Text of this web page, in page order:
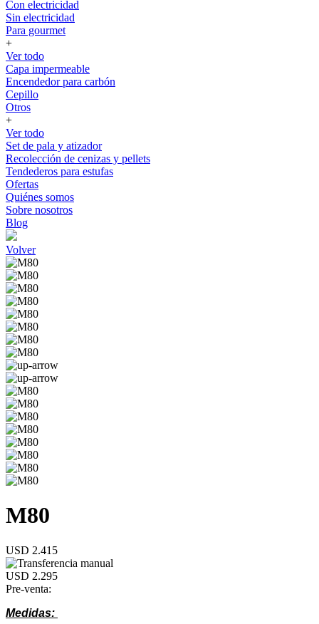
Con electricidad
Sin electricidad
Para gourmet
+
Ver todo
Capa impermeable
Encendedor para carbón
Cepillo
Otros
+
Ver todo
Set de pala y atizador
Recolección de cenizas y pellets
Tendederos para estufas
Ofertas
Quiénes somos
Sobre nosotros
Blog
Volver
M80
USD 2.415
USD 2.295
Pre-venta:
Medidas: